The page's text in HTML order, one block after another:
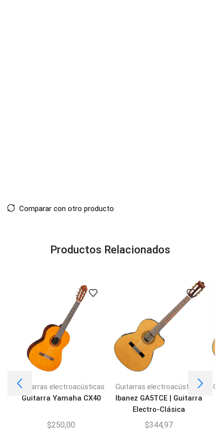
Comparar con otro producto
Productos Relacionados
Guitarras electroacústicas
Guitarra Yamaha CX40
$250,00
Guitarras electroacústicas
Ibanez GA5TCE | Guitarra
Electro-Clásica
$344,97